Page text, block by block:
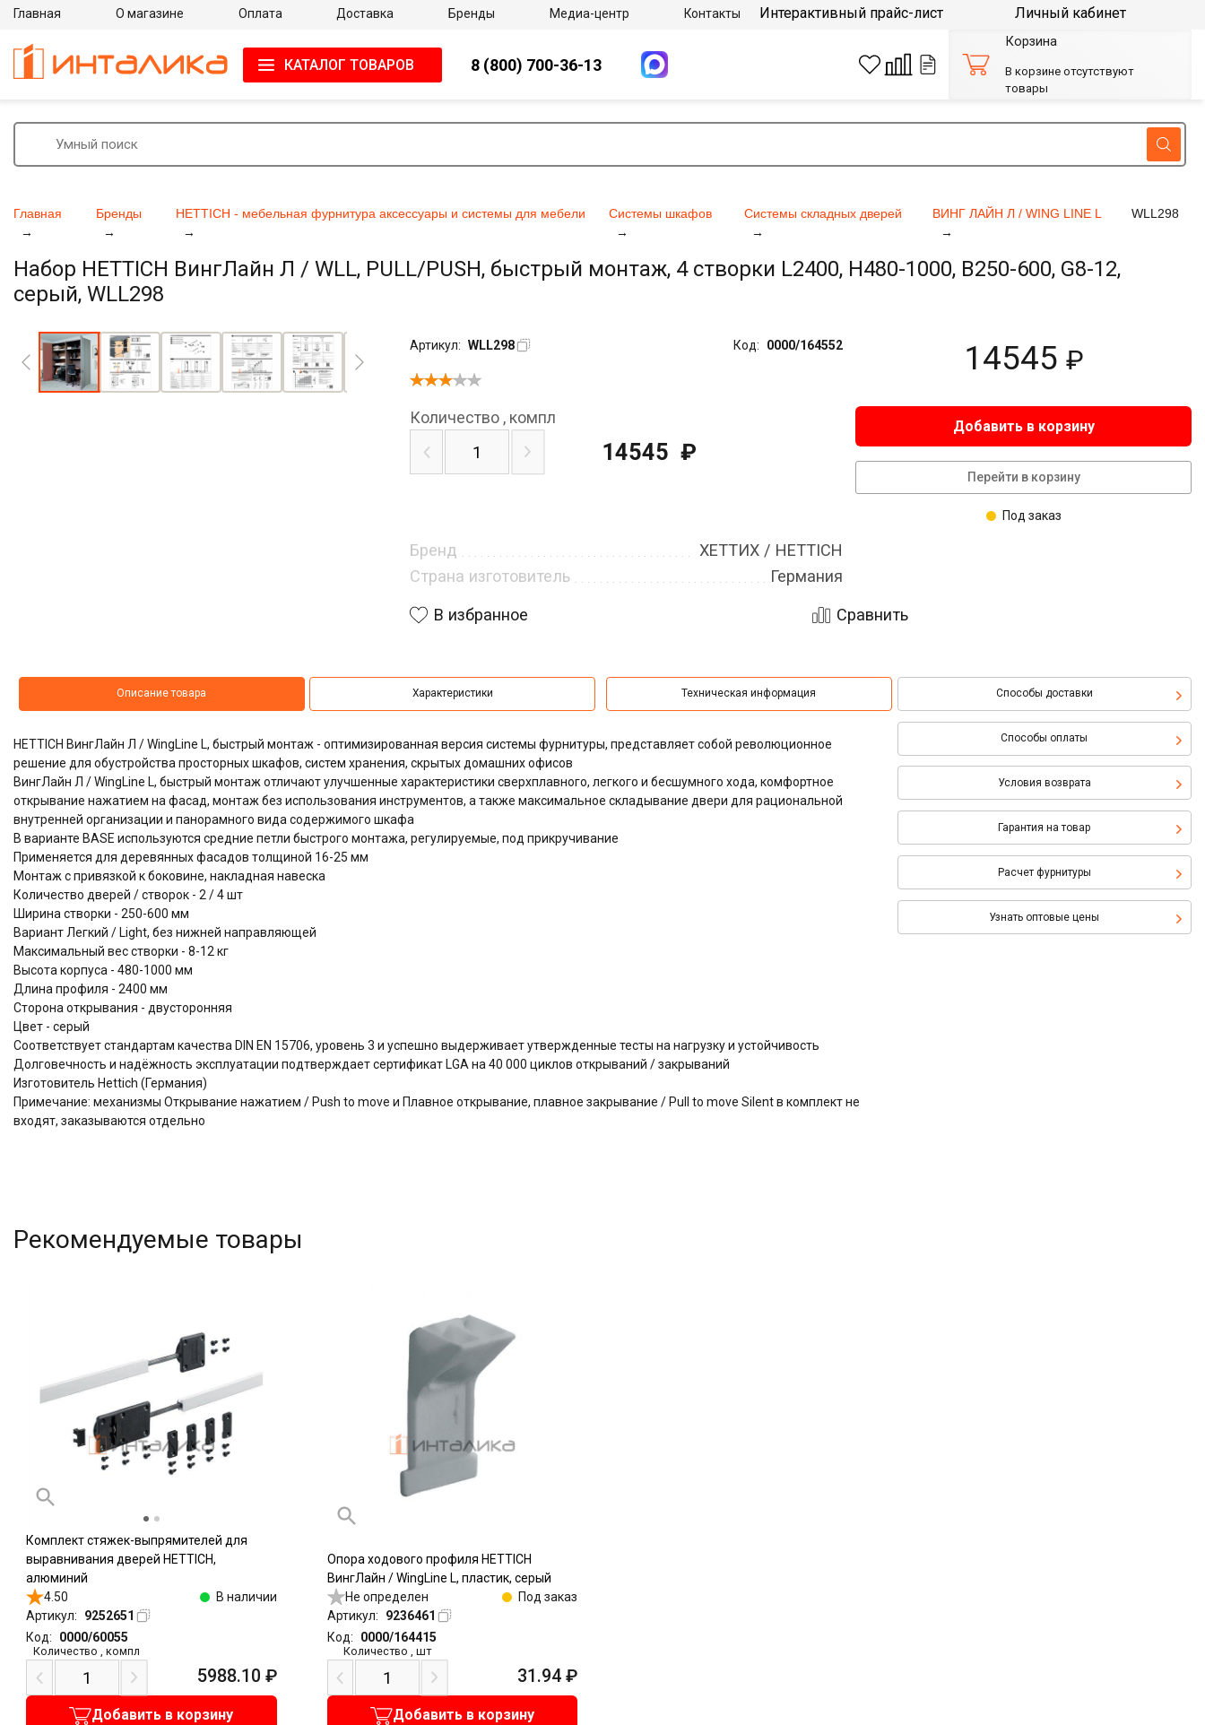
Главная Бренды HETTICH - мебельная фурнитура аксессуары и системы для мебели Системы шкафов Системы складных дверей ВИНГ ЛАЙН Л / WING LINE L WLL298
Набор HETTICH ВингЛайн Л / WLL, PULL/PUSH, быстрый монтаж, 4 створки L2400, H480-1000, B250-600, G8-12,
серый, WLL298
Артикул: WLL298 Код: 0000/164552 14545 ₽
Бренд
ХЕТТИХ / HETTICH
Страна изготовитель
Германия
Количество , компл
14545 ₽
Добавить в корзину
Перейти в корзину
Под заказ
В избранное Сравнить
Описание товара Характеристики Техническая информация Способы доставки
Способы оплаты
Условия возврата
Гарантия на товар
Расчет фурнитуры
Узнать оптовые цены
HETTICH ВингЛайн Л / WingLine L, быстрый монтаж - оптимизированная версия системы фурнитуры, представляет собой революционное
решение для обустройства просторных шкафов, систем хранения, скрытых домашних офисов
ВингЛайн Л / WingLine L, быстрый монтаж отличают улучшенные характеристики сверхплавного, легкого и бесшумного хода, комфортное
открывание нажатием на фасад, монтаж без использования инструментов, а также максимальное складывание двери для рациональной
внутренней организации и панорамного вида содержимого шкафа
В варианте BASE используются средние петли быстрого монтажа, регулируемые, под прикручивание
Применяется для деревянных фасадов толщиной 16-25 мм
Монтаж с привязкой к боковине, накладная навеска
Количество дверей / створок - 2 / 4 шт
Ширина створки - 250-600 мм
Вариант Легкий / Light, без нижней направляющей
Максимальный вес створки - 8-12 кг
Высота корпуса - 480-1000 мм
Длина профиля - 2400 мм
Сторона открывания - двусторонняя
Цвет - серый
Соответствует стандартам качества DIN EN 15706, уровень 3 и успешно выдерживает утвержденные тесты на нагрузку и устойчивость
Долговечность и надёжность эксплуатации подтверждает сертификат LGA на 40 000 циклов открываний / закрываний
Изготовитель Hettich (Германия)
Примечание: механизмы Открывание нажатием / Push to move и Плавное открывание, плавное закрывание / Pull to move Silent в комплект не
входят, заказываются отдельно
Рекомендуемые товары
Комплект стяжек-выпрямителей для
выравнивания дверей HETTICH,
алюминий
4.50
В наличии
Артикул:
9252651
Код:
0000/60055
Количество ,компл
5988.10 ₽
Добавить в корзину
Опора ходового профиля HETTICH
ВингЛайн / WingLine L, пластик, серый
Не определен
Под заказ
Артикул:
9236461
Код:
0000/164415
Количество ,шт
31.94 ₽
Добавить в корзину
Главная О магазине Оплата Доставка Бренды Медиа-центр Контакты Интерактивный прайс-лист Личный кабинет
КАТАЛОГ ТОВАРОВ 8 (800) 700-36-13
Корзина
В корзине отсутствуют
товары